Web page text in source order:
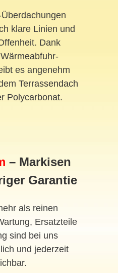
klare Linien und
Dank
es angenehm
Terrassendach
Polycarbonat.
– Markisen
Garantie
als reinen
Ersatzteile
sind bei uns
und jederzeit